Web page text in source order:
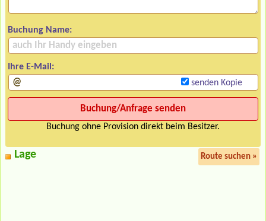
Buchung Name:
Ihre E-Mail:
senden Kopie
Buchung ohne Provision direkt beim Besitzer.
Lage Route suchen »